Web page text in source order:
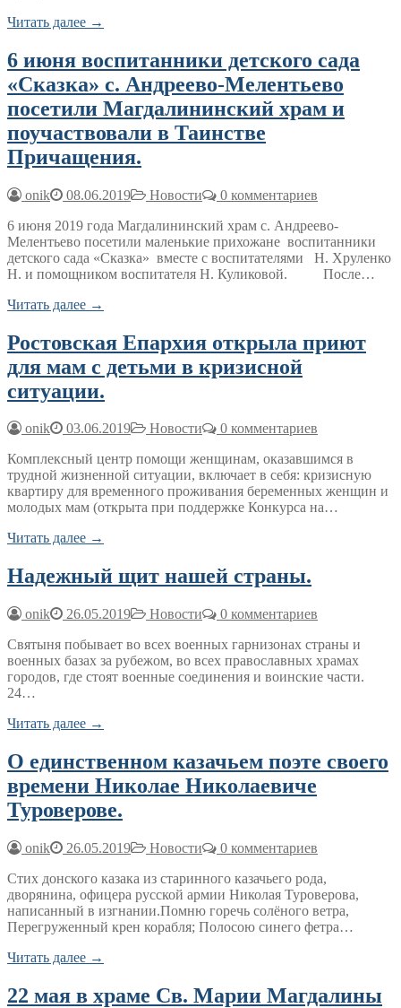
Читать далее →
6 июня воспитанники детского сада
«Сказка» с. Андреево-Мелентьево
посетили Магдалининский храм и
поучаствовали в Таинстве
Причащения.
onik 08.06.2019 Новости
0 комментариев
6 июня 2019 года Магдалининский храм с. Андреево-
Мелентьево посетили маленькие прихожане воспитанники
детского сада «Сказка» вместе с воспитателями Н. Хруленко
Н. и помощником воспитателя Н. Куликовой. После…
Читать далее →
Ростовская Епархия открыла приют
для мам с детьми в кризисной
ситуации.
onik 03.06.2019 Новости
0 комментариев
Комплексный центр помощи женщинам, оказавшимся в
трудной жизненной ситуации, включает в себя: кризисную
квартиру для временного проживания беременных женщин и
молодых мам (открыта при поддержке Конкурса на…
Читать далее →
Надежный щит нашей страны.
onik 26.05.2019 Новости
0 комментариев
Святыня побывает во всех военных гарнизонах страны и
военных базах за рубежом, во всех православных храмах
городов, где стоят военные соединения и воинские части.
24…
Читать далее →
О единственном казачьем поэте своего
времени Николае Николаевиче
Туроверове.
onik 26.05.2019 Новости
0 комментариев
Стих донского казака из старинного казачьего рода,
дворянина, офицера русской армии Николая Туроверова,
написанный в изгнании.Помню горечь солёного ветра,
Перегруженный крен корабля; Полосою синего фетра…
Читать далее →
22 мая в храме Св. Марии Магдалины